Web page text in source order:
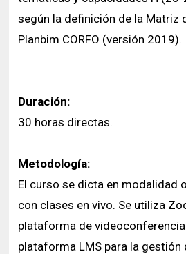
según la definición de la Matriz
Planbim CORFO
Duración:
30 horas directas.
Metodología:
El curso se dicta en modalidad
con clases en vivo. Se utiliza
plataforma de
plataforma LMS para la gestión